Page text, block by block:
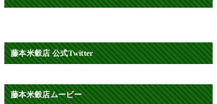
藤本米穀店 公式Twitter
藤本米穀店ムービー